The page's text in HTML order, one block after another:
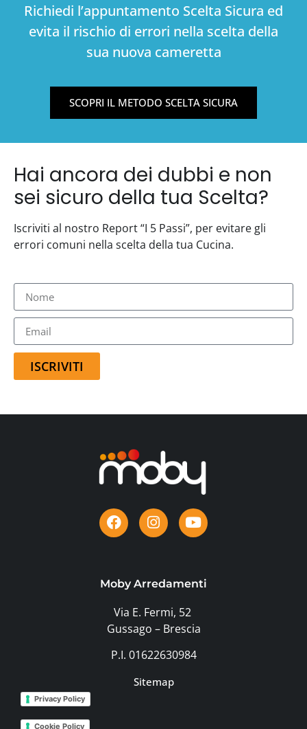
Richiedi l’appuntamento Scelta Sicura ed
evita il rischio di errori nella scelta della
sua nuova cameretta
SCOPRI IL METODO SCELTA SICURA
Hai ancora dei dubbi e non
sei sicuro della tua Scelta?
Iscriviti al nostro Report “I 5 Passi”, per evitare gli
errori comuni nella scelta della tua Cucina.
ISCRIVITI
Moby Arredamenti
Via E. Fermi, 52
Gussago – Brescia
P.I. 01622630984
Sitemap
Privacy Policy
Cookie Policy